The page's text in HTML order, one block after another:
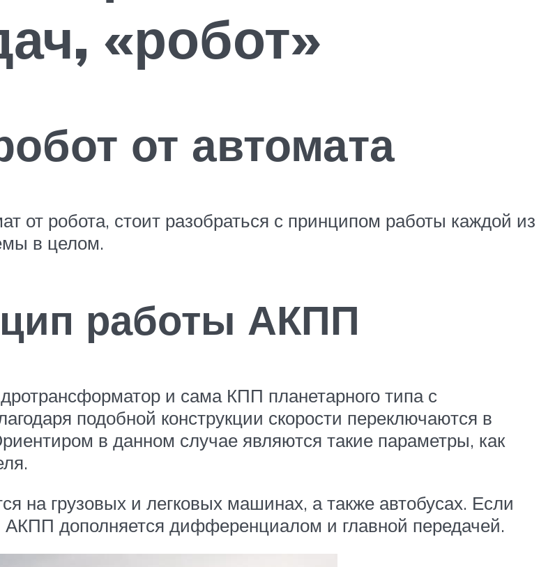
«робот»
от автомата
от робота, стоит разобраться с принципом работы каждой из
в целом.
работы АКПП
и сама КПП планетарного типа с
подобной конструкции скорости переключаются в
в данном случае являются такие параметры, как
на грузовых и легковых машинах, а также автобусах. Если
АКПП дополняется дифференциалом и главной передачей.